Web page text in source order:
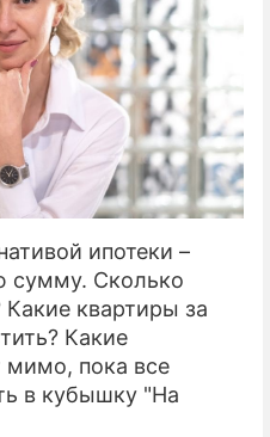
ипотеки –
сумму. Сколько
Какие квартиры за
Какие
мимо, пока все
в кубышку "На